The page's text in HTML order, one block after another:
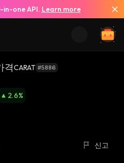
in-one API. Learn more
격CARAT #5886
2.6%
신고